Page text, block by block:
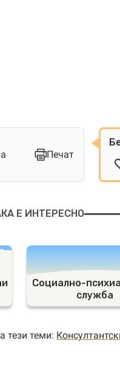
Печат
Е ИНТЕРЕСНО
Социално-
служба
тези теми: